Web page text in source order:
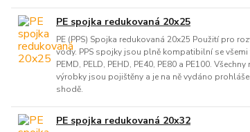
PE spojka redukovaná 20x25
PE (PPS) Spojka redukovaná 20x25 Použití pro
vody. PPS spojky jsou plně kompatibilní se
PEMD, PELD, PEHD, PE40, PE80 a PE100. Všechny
výrobky jsou pojištěny a je na ně vydáno
shodě.
PE spojka redukovaná 20x32